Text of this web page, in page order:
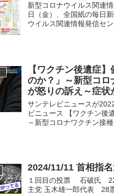
新型コロナウイルス関連
日（金）、全国紙の毎日
ウイルス関連情報発信セ
【ワクチン後遺症
のか？」～新型コ
が怒りの訴え～症
サンテレビニュースが
ビニュース 【ワクチン後
～新型コロナワクチン接
2024/11/11 首相指
１回目の投票 石破氏
主党 玉木雄一郎代表